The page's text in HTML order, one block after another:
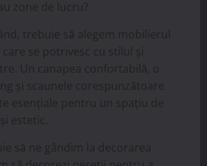
zone de lucru?
trebuie să alegem mobilierul
se potrivesc cu stilul și
Un canapea confortabilă, o
și scaunele corespunzătoare
esențiale pentru un spațiu de
estetic.
să ne gândim la decorarea